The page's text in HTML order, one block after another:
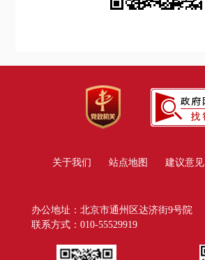
关于我们 站点地图 建议意见
办公地址：北京市通州区达济街9号院
联系方式：010-55529919